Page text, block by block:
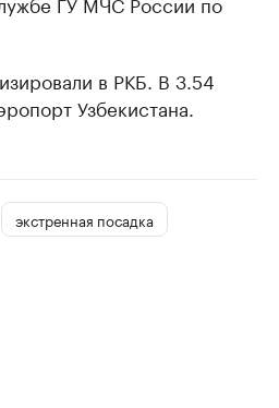
в РКБ. В 3.54
Узбекистана.
экстренная посадка